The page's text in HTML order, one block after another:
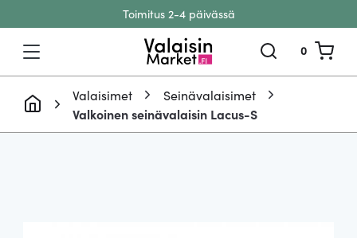
Toimitus 2-4 päivässä
Siirry sisältöön 0
Valaisimet
Seinävalaisimet
Valkoinen seinävalaisin Lacus-S